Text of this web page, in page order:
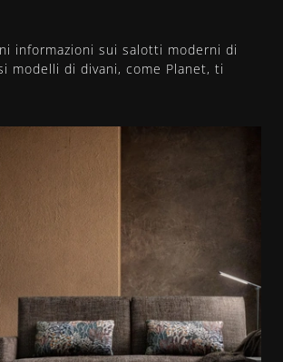
informazioni sui salotti moderni di
modelli di divani, come Planet, ti